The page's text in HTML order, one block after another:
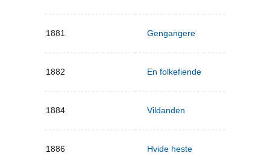
1881 Gengangere
1882 En folkefiende
1884 Vildanden
1886 Hvide heste